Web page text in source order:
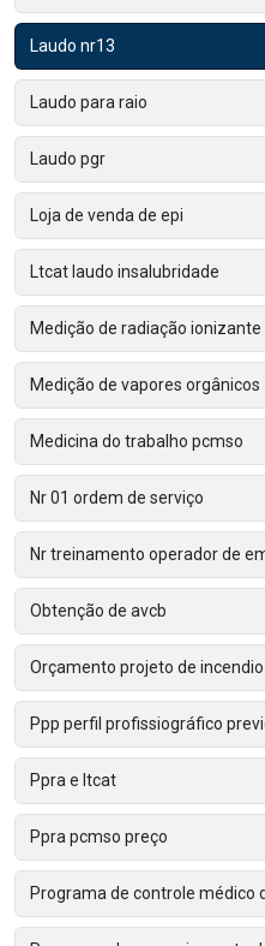
Laudo nr13
Laudo para raio
Laudo pgr
Loja de venda de epi
Ltcat laudo insalubridade
Medição de radiação ionizante
Medição de vapores orgânicos
Medicina do trabalho pcmso
Nr 01 ordem de serviço
Nr treinamento operador de
Obtenção de avcb
Orçamento projeto de incendio
Ppp perfil profissiográfico
Ppra e ltcat
Ppra pcmso preço
Programa de controle médico